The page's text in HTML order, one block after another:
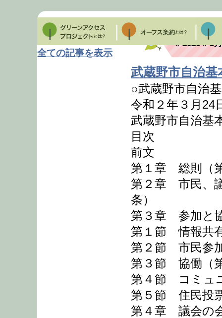
全ての記事を表示
» 2026 » 3月
武蔵野市自治基
○武蔵野市自治
令和２年３月24
武蔵野市自治基
目次
前文
第１章 総則（
第２章 市民、
条）
第３章 参加と
第１節 情報共
第２節 市民参
第３節 協働（
第４節 コミュ
第５節 住民投
第４章 議会の